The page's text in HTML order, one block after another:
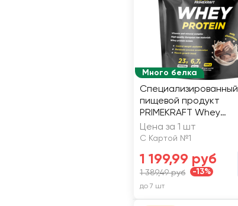
Много белка
Специализированный
пищевой продукт
PRIMEKRAFT Whey
Protein, со вкусом
молочный шоколад
Цена за 1 шт
С Картой №1
1 199,99 руб
1 389,49 руб -13%
до 7 шт